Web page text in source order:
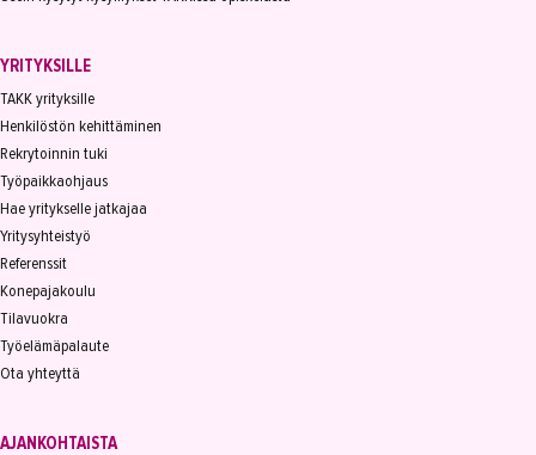
YRITYKSILLE
TAKK yrityksille
Henkilöstön kehittäminen
Rekrytoinnin tuki
Työpaikkaohjaus
Hae yritykselle jatkajaa
Yritysyhteistyö
Referenssit
Konepajakoulu
Tilavuokra
Työelämäpalaute
Ota yhteyttä
AJANKOHTAISTA